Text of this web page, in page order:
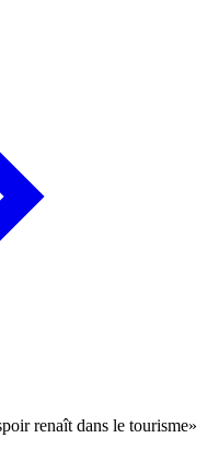
renaît dans le tourisme»